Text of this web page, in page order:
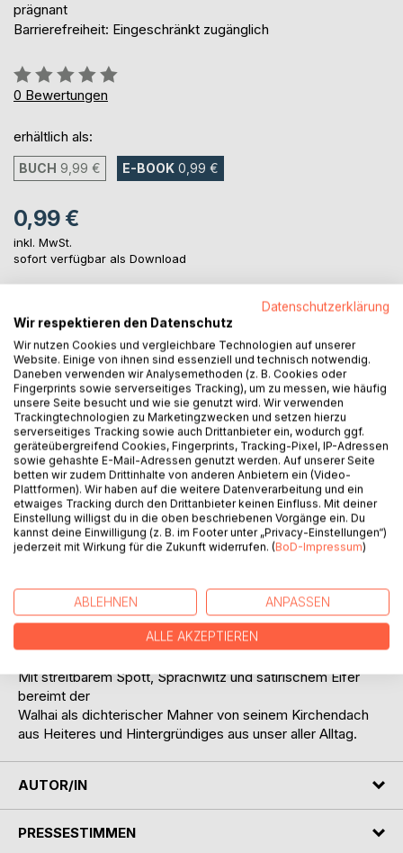
prägnant
Barrierefreiheit: Eingeschränkt zugänglich
Bewertung::
0%
0 Bewertungen
erhältlich als:
BUCH 9,99 € E-BOOK 0,99 €
0,99 €
inkl. MwSt.
sofort verfügbar als Download
IN DEN WARENKORB
Auf die Merkliste
Titel bewerten
BESCHREIBUNG
Und: Mein' ich damit wirklich mich?
Wie, wenn ein anderer ich wär':
Ich sagte „Ich“, wär' aber – er!
Mit streitbarem Spott, Sprachwitz und satirischem Eifer
bereimt der
Walhai als dichterischer Mahner von seinem Kirchendach
aus Heiteres und Hintergründiges aus unser aller Alltag.
AUTOR/IN
PRESSESTIMMEN
Datenschutzerklärung
Wir respektieren den Datenschutz
Wir nutzen Cookies und vergleichbare Technologien auf unserer
Website. Einige von ihnen sind essenziell und technisch notwendig.
Daneben verwenden wir Analysemethoden (z. B. Cookies oder
Fingerprints sowie serverseitiges Tracking), um zu messen, wie häufig
unsere Seite besucht und wie sie genutzt wird. Wir verwenden
Trackingtechnologien zu Marketingzwecken und setzen hierzu
serverseitiges Tracking sowie auch Drittanbieter ein, wodurch ggf.
geräteübergreifend Cookies, Fingerprints, Tracking-Pixel, IP-Adressen
sowie gehashte E-Mail-Adressen genutzt werden. Auf unserer Seite
betten wir zudem Drittinhalte von anderen Anbietern ein (Video-
Plattformen). Wir haben auf die weitere Datenverarbeitung und ein
etwaiges Tracking durch den Drittanbieter keinen Einfluss. Mit deiner
Einstellung willigst du in die oben beschriebenen Vorgänge ein. Du
kannst deine Einwilligung (z. B. im Footer unter „Privacy-Einstellungen“)
jederzeit mit Wirkung für die Zukunft widerrufen. (BoD-Impressum)
ABLEHNEN ANPASSEN
ALLE AKZEPTIEREN